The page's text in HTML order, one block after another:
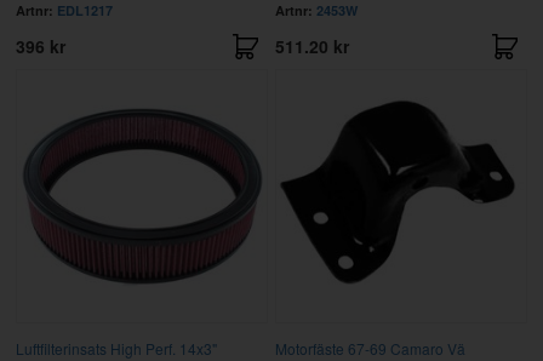
Artnr: EDL1217
396 kr
Artnr: 2453W
511.20 kr
Luftfilterinsats High Perf. 14x3"
Motorfäste 67-69 Camaro Vä